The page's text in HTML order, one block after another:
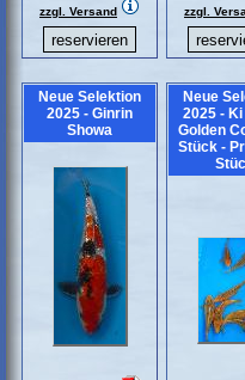
zzgl. Versand zzgl.
Neue Selektion
2025 - Ginrin
Showa
Neue
2025 -
Golden
Stück -